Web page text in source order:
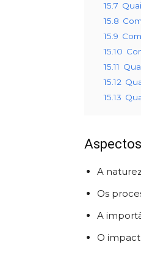
15.7
15.8
15.9
15.10
15.11
15.12
15.13
A
Os
A
O